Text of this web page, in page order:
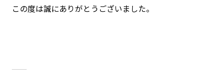
この度は誠にありがとうございました。